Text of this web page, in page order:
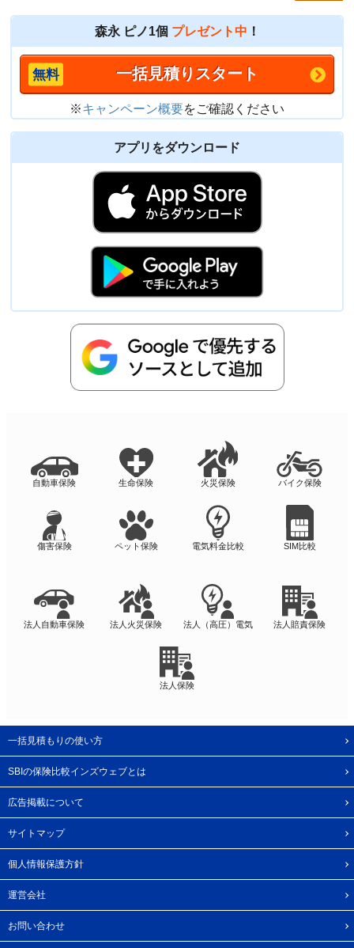
森永 ピノ1個 プレゼント中 ！
一括見積りスタート
※キャンペーン概要をご確認ください
アプリをダウンロード
自動車保険 生命保険 火災保険 バイク保険
傷害保険 ペット保険 電気料金比較 SIM比較
法人自動車保険 法人火災保険 法人（高圧）電気 法人賠責保険
法人保険
一括見積もりの使い方
SBIの保険比較インズウェブとは
広告掲載について
サイトマップ
個人情報保護方針
運営会社
お問い合わせ